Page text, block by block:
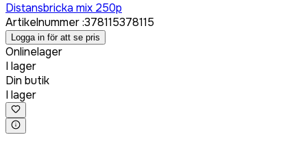
Distansbricka mix 250p
Artikelnummer:378115378115
Logga in för att se pris
Onlinelager
I lager
Din butik
I lager